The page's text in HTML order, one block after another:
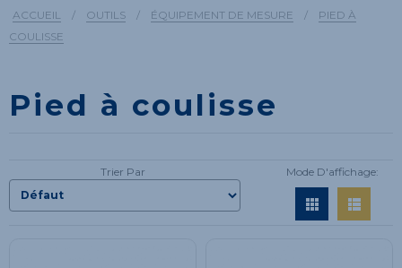
ACCUEIL / OUTILS / ÉQUIPEMENT DE MESURE /
PIED À
COULISSE
Pied à coulisse
Trier Par Mode D'affichage: